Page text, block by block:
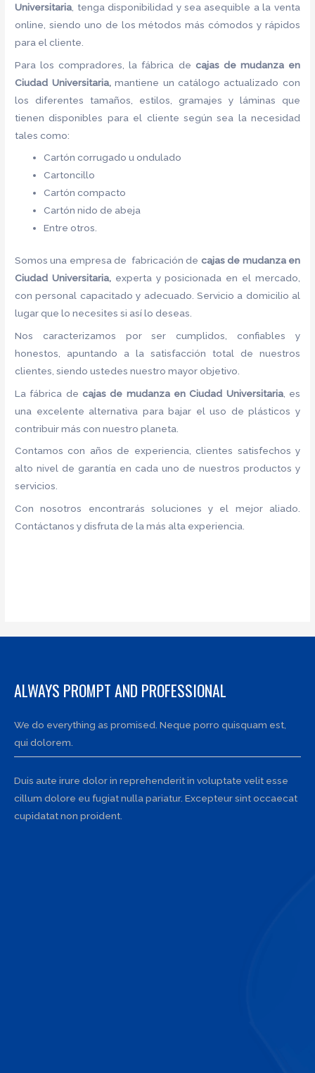
Universitaria , tenga disponibilidad y sea asequible a la venta
online, siendo uno de los métodos más cómodos y rápidos
para el cliente.
Para los compradores, la fábrica de cajas de mudanza en
Ciudad Universitaria,mantiene un catálogo actualizado con
los diferentes tamaños, estilos, gramajes y láminas que
tienen disponibles para el cliente según sea la necesidad
tales como:
Cartón corrugado u ondulado
Cartoncillo
Cartón compacto
Cartón nido de abeja
Entre otros.
Somos una empresa de fabricación de cajas de mudanza en
Ciudad Universitaria, experta y posicionada en el mercado,
con personal capacitado y adecuado. Servicio a domicilio al
lugar que lo necesites si así lo deseas.
Nos caracterizamos por ser cumplidos, confiables y
honestos, apuntando a la satisfacción total de nuestros
clientes, siendo ustedes nuestro mayor objetivo.
La fábrica decajas de mudanza en Ciudad Universitaria, es
una excelente alternativa para bajar el uso de plásticos y
contribuir más con nuestro planeta.
Contamos con años de experiencia, clientes satisfechos y
alto nivel de garantía en cada uno de nuestros productos y
servicios.
Con nosotros encontrarás soluciones y el mejor aliado.
Contáctanos y disfruta de la más alta experiencia.
ALWAYS PROMPT AND PROFESSIONAL
We do everything as promised. Neque porro quisquam est,
qui dolorem.
Duis aute irure dolor in reprehenderit in voluptate velit esse
cillum dolore eu fugiat nulla pariatur. Excepteur sint occaecat
cupidatat non proident.